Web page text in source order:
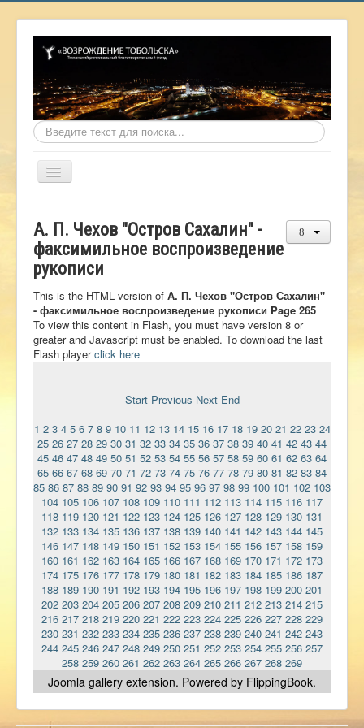
Искать...
Включить/
О фонде
Онлайн библиотека
Видеоматериалы
Контакты
Сайт проекта Достоевский
А. П. Чехов "Остров Сахалин" -
факсимильное воспроизведение
рукописи
This is the HTML version of А. П. Чехов "Остров Сахалин"
- факсимильное воспроизведение рукописи Page 265
To view this content in Flash, you must have version 8 or
greater and Javascript must be enabled. To download the last
Flash playerclick here
Start Previous Next End
1 2 3 4 5 6 7 8 9 10 11 12 13 14 15 16 17 18 19 20 21 22 23 24
25 26 27 28 29 30 31 32 33 34 35 36 37 38 39 40 41 42 43 44
45 46 47 48 49 50 51 52 53 54 55 56 57 58 59 60 61 62 63 64
65 66 67 68 69 70 71 72 73 74 75 76 77 78 79 80 81 82 83 84
85 86 87 88 89 90 91 92 93 94 95 96 97 98 99 100 101 102 103
104 105 106 107 108 109 110 111 112 113 114 115 116 117
118 119 120 121 122 123 124 125 126 127 128 129 130 131
132 133 134 135 136 137 138 139 140 141 142 143 144 145
146 147 148 149 150 151 152 153 154 155 156 157 158 159
160 161 162 163 164 165 166 167 168 169 170 171 172 173
174 175 176 177 178 179 180 181 182 183 184 185 186 187
188 189 190 191 192 193 194 195 196 197 198 199 200 201
202 203 204 205 206 207 208 209 210 211 212 213 214 215
216 217 218 219 220 221 222 223 224 225 226 227 228 229
230 231 232 233 234 235 236 237 238 239 240 241 242 243
244 245 246 247 248 249 250 251 252 253 254 255 256 257
258 259 260 261 262 263 264 265 266 267 268 269
Joomla gallery extension. Powered by FlippingBook.